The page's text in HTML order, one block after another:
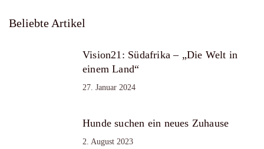
Beliebte Artikel
Vision21: Südafrika – „Die Welt in
einem Land“
27. Januar 2024
Hunde suchen ein neues Zuhause
2. August 2023